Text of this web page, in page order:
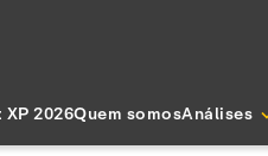
XP 2026Quem somosAnálises